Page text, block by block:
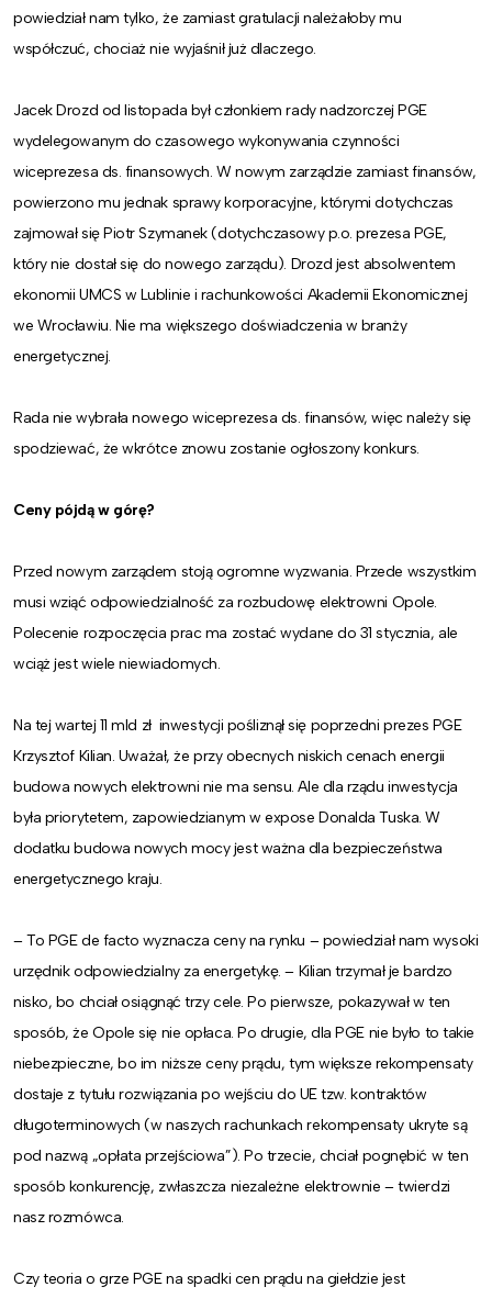
powiedział nam tylko, że zamiast gratulacji należałoby mu
współczuć, chociaż nie wyjaśnił już dlaczego.
Jacek Drozd od listopada był członkiem rady nadzorczej PGE
wydelegowanym do czasowego wykonywania czynności
wiceprezesa ds. finansowych. W nowym zarządzie zamiast finansów,
powierzono mu jednak sprawy korporacyjne, którymi dotychczas
zajmował się Piotr Szymanek (dotychczasowy p.o. prezesa PGE,
który nie dostał się do nowego zarządu). Drozd jest absolwentem
ekonomii UMCS w Lublinie i rachunkowości Akademii Ekonomicznej
we Wrocławiu. Nie ma większego doświadczenia w branży
energetycznej.
Rada nie wybrała nowego wiceprezesa ds. finansów, więc należy się
spodziewać, że wkrótce znowu zostanie ogłoszony konkurs.
Ceny pójdą w górę?
Przed nowym zarządem stoją ogromne wyzwania. Przede wszystkim
musi wziąć odpowiedzialność za rozbudowę elektrowni Opole.
Polecenie rozpoczęcia prac ma zostać wydane do 31 stycznia, ale
wciąż jest wiele niewiadomych.
Na tej wartej 11 mld zł inwestycji pośliznął się poprzedni prezes PGE
Krzysztof Kilian. Uważał, że przy obecnych niskich cenach energii
budowa nowych elektrowni nie ma sensu. Ale dla rządu inwestycja
była priorytetem, zapowiedzianym w expose Donalda Tuska. W
dodatku budowa nowych mocy jest ważna dla bezpieczeństwa
energetycznego kraju.
– To PGE de facto wyznacza ceny na rynku – powiedział nam wysoki
urzędnik odpowiedzialny za energetykę. – Kilian trzymał je bardzo
nisko, bo chciał osiągnąć trzy cele. Po pierwsze, pokazywał w ten
sposób, że Opole się nie opłaca. Po drugie, dla PGE nie było to takie
niebezpieczne, bo im niższe ceny prądu, tym większe rekompensaty
dostaje z tytułu rozwiązania po wejściu do UE tzw. kontraktów
długoterminowych (w naszych rachunkach rekompensaty ukryte są
pod nazwą „opłata przejściowa”). Po trzecie, chciał pognębić w ten
sposób konkurencję, zwłaszcza niezależne elektrownie – twierdzi
nasz rozmówca.
Czy teoria o grze PGE na spadki cen prądu na giełdzie jest